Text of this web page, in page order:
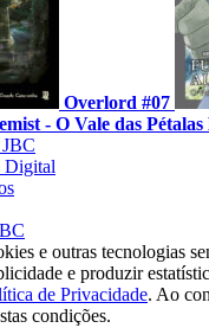
Overlord #07
- O Vale das Pétalas
e outras tecnologias
e produzir
de Privacidade. Ao
condições.